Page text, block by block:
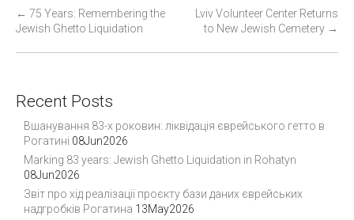
P
o
s
n
g
← 75 Years: Remembering the
Jewish Ghetto Liquidation
Lviv Volunteer Center Returns
to New Jewish Cemetery →
Recent Posts
Вшанування 83-х роковин: ліквідація єврейського гетто в
Рогатині 08Jun2026
Marking 83 years: Jewish Ghetto Liquidation in Rohatyn
08Jun2026
Звіт про хід реалізації проєкту бази даних єврейських
надгробків Рогатина 13May2026